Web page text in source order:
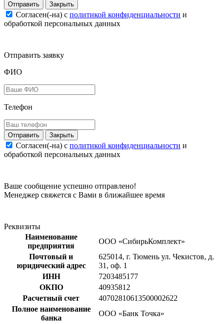
Закрыть
Согласен(-на) c политикой конфиденциальности и
обработкой персональных данных
Отправить заявку
ФИО
Телефон
Закрыть
Согласен(-на) c политикой конфиденциальности и
обработкой персональных данных
Ваше сообщение успешно отправлено!
Менеджер свяжется с Вами в ближайшее время
Реквизиты
Наименование
предприятия
ООО «СибирьКомплект»
Почтовый и
юридический адрес
625014, г. Тюмень ул. Чекистов, д.
31, оф. 1
ИНН
7203485177
ОКПО
40935812
Расчетный счет
40702810613500002622
Полное наименование
банка
ООО «Банк Точка»